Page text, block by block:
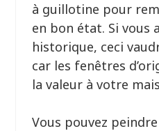
à guillotine pour
en bon état. Si vous
historique, ceci
car les fenêtres
la valeur à votre
Vous pouvez